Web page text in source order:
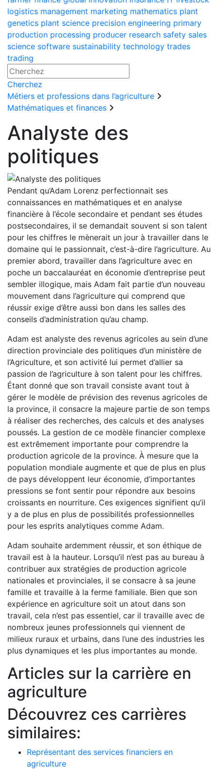
logistics management marketing mathematics plant
genetics plant science precision engineering primary
production processing producer research safety sales
science software sustainability technology trades
trading
Cherchez
Métiers et professions dans l’agriculture
Mathématiques et finances
Analyste des
politiques
Pendant qu’Adam Lorenz perfectionnait ses
connaissances en mathématiques et en analyse
financière à l’école secondaire et pendant ses études
postsecondaires, il se demandait souvent si son talent
pour les chiffres le mènerait un jour à travailler dans le
domaine qui le passionnait, c’est-à-dire l’agriculture. Au
premier abord, travailler dans l’agriculture avec en
poche un baccalauréat en économie d’entreprise peut
sembler illogique, mais Adam fait partie d’un nouveau
mouvement dans l’agriculture qui comprend que
réussir exige d’être aussi bon dans les salles des
conseils d’administration qu’au champ.
Adam est analyste des revenus agricoles au sein d’une
direction provinciale des politiques d’un ministère de
l’Agriculture, et son activité lui permet d’allier sa
passion de l’agriculture à son talent pour les chiffres.
Étant donné que son travail consiste avant tout à
gérer le modèle de prévision des revenus agricoles de
la province, il consacre la majeure partie de son temps
à réaliser des recherches, des calculs et des analyses
poussés. La gestion de ce modèle financier complexe
est extrêmement importante pour comprendre la
production agricole de la province. À mesure que la
population mondiale augmente et que de plus en plus
de pays développent leur économie, d’importantes
pressions se font sentir pour répondre aux besoins
croissants en nourriture. Ces exigences signifient qu’il
y a de plus en plus de possibilités professionnelles
pour les esprits analytiques comme Adam.
Adam souhaite ardemment réussir, et son éthique de
travail est à la hauteur. Lorsqu’il n’est pas au bureau à
contribuer aux stratégies de production agricole
nationales et provinciales, il se consacre à sa jeune
famille et travaille à la ferme familiale. Bien que son
expérience en agriculture soit un atout dans son
travail, cela n’est pas essentiel, car il travaille avec de
nombreux jeunes professionnels qui viennent de
milieux ruraux et urbains, dans l’une des industries les
plus dynamiques et les plus importantes au monde.
Articles sur la carrière en
agriculture
Découvrez ces carrières
similaires:
Représentant des services financiers en
agriculture